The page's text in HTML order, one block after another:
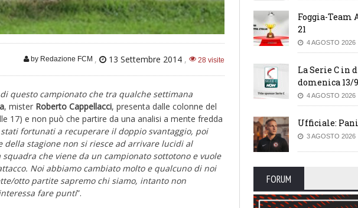
by Redazione FCM , 13 Settembre 2014 , 28 visite
questo campionato che tra qualche settimana
, mister Roberto Cappellacci, presenta dalle colonne del
17) e non può che partire da una analisi a mente fredda
stati fortunati a recuperare il doppio svantaggio, poi
stagione non si riesce ad arrivare lucidi al
che viene da un campionato sottotono e vuole
Noi abbiamo cambiato molto e qualcuno di noi
otto partite sapremo chi siamo, intanto non
fare punti”.
Foggia-Team
21
4 AGOSTO 2026
La Serie C in
domenica 13/
4 AGOSTO 2026
Ufficiale:
3 AGOSTO 2026
FORUM